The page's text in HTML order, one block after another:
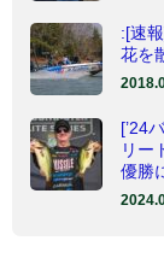
:[速
花を
[’24
リー
優勝